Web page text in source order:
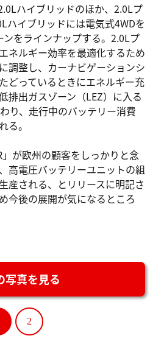
ハイブリッドのほか、2.0Lプ
ハイブリッドには電気式4WDを
をラインナップする。2.0Lプ
ネルギー効率を最適化するため
調整し、カーナビゲーションシ
どっているときにエネルギー充
排出ガスゾーン（LEZ）に入る
り、走行中のバッテリー消費
る。
が欧州の顧客をしっかりと念
高電圧バッテリーユニットの組
産される、とリリースに明記さ
今後の展開が気になるところ
写真を見る
2